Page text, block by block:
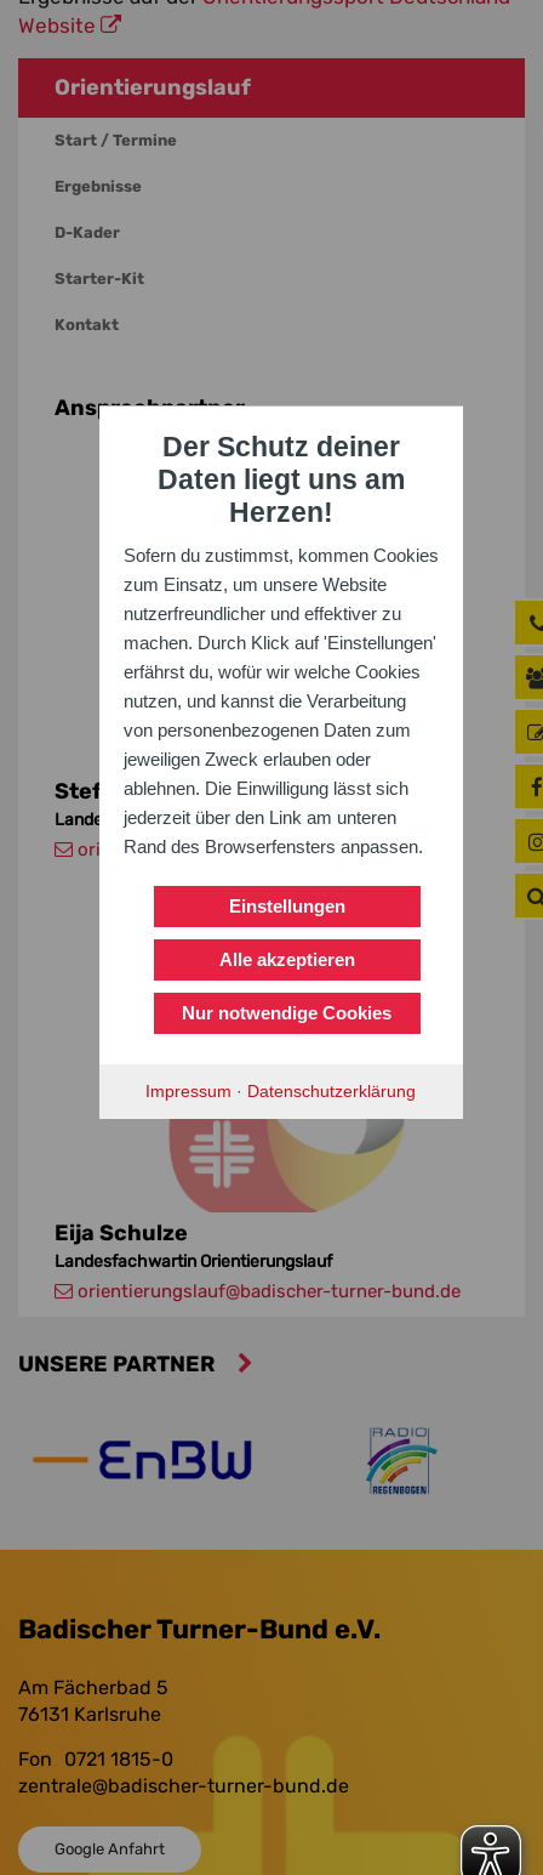
Der Schutz deiner
Daten liegt uns am
Herzen!
Sofern du zustimmst, kommen Cookies
zum Einsatz, um unsere Website
nutzerfreundlicher und effektiver zu
machen. Durch Klick auf 'Einstellungen'
erfährst du, wofür wir welche Cookies
nutzen, und kannst die Verarbeitung
von personenbezogenen Daten zum
jeweiligen Zweck erlauben oder
ablehnen. Die Einwilligung lässt sich
jederzeit über den Link am unteren
Rand des Browserfensters anpassen.
Einstellungen
Alle akzeptieren
Nur notwendige Cookies
Impressum · Datenschutzerklärung
Website
Orientierungslauf
Start / Termine
Ergebnisse
D-Kader
Starter-Kit
Kontakt
Ansprechpartner
Stefan König
Landesfachwart Orientierungslauf
orientierungslauf@badischer-turner-bund.de
Eija Schulze
Landesfachwartin Orientierungslauf
orientierungslauf@badischer-turner-bund.de
UNSERE PARTNER
Badischer Turner-Bund e.V.
Am Fächerbad 5
76131 Karlsruhe
Fon
0721 1815-0
zentrale@badischer-turner-bund.de
Google Anfahrt